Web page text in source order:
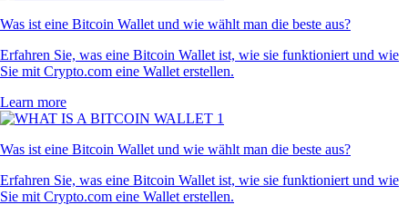
Was ist eine Bitcoin Wallet und wie wählt man die beste aus?
Erfahren Sie, was eine Bitcoin Wallet ist, wie sie funktioniert und wie
Sie mit Crypto.com eine Wallet erstellen.
Learn more
Was ist eine Bitcoin Wallet und wie wählt man die beste aus?
Erfahren Sie, was eine Bitcoin Wallet ist, wie sie funktioniert und wie
Sie mit Crypto.com eine Wallet erstellen.